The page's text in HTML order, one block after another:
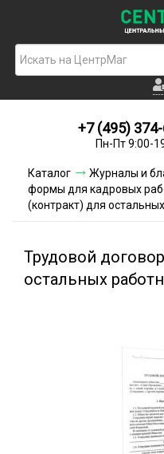
+7 (495)
Пн-Пт 9:00-
Каталог Журналы и
формы для кадровых
(контракт) для
Трудовой
остальных